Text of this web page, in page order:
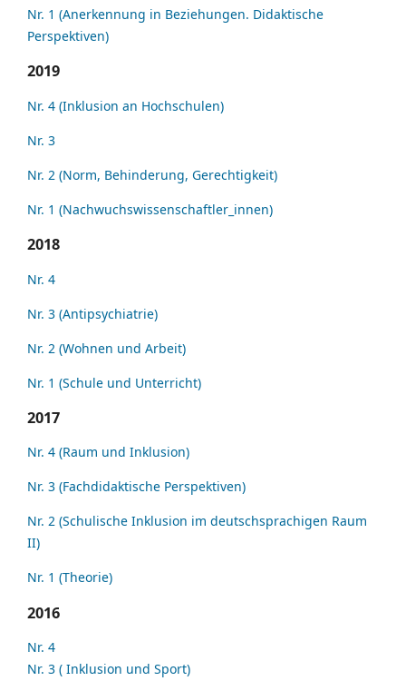
Nr. 1 (Anerkennung in Beziehungen. Didaktische
Perspektiven)
2019
Nr. 4 (Inklusion an Hochschulen)
Nr. 3
Nr. 2 (Norm, Behinderung, Gerechtigkeit)
Nr. 1 (Nachwuchswissenschaftler_innen)
2018
Nr. 4
Nr. 3 (Antipsychiatrie)
Nr. 2 (Wohnen und Arbeit)
Nr. 1 (Schule und Unterricht)
2017
Nr. 4 (Raum und Inklusion)
Nr. 3 (Fachdidaktische Perspektiven)
Nr. 2 (Schulische Inklusion im deutschsprachigen Raum
II)
Nr. 1 (Theorie)
2016
Nr. 4
Nr. 3 ( Inklusion und Sport)